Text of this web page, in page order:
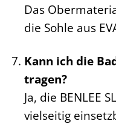
Das
die Sohle aus
Kann ich die
tragen?
Ja, die BENLEE
vielseitig